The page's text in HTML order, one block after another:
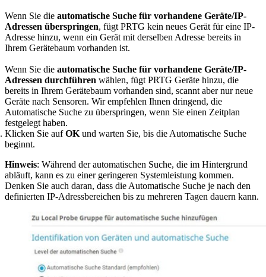
Wenn Sie die automatische Suche für vorhandene Geräte/IP-
Adressen überspringen, fügt PRTG kein neues Gerät für eine IP-
Adresse hinzu, wenn ein Gerät mit derselben Adresse bereits in
Ihrem Gerätebaum vorhanden ist.
Wenn Sie die automatische Suche für vorhandene Geräte/IP-
Adressen durchführen wählen, fügt PRTG Geräte hinzu, die
bereits in Ihrem Gerätebaum vorhanden sind, scannt aber nur neue
Geräte nach Sensoren. Wir empfehlen Ihnen dringend, die
Automatische Suche zu überspringen, wenn Sie einen Zeitplan
festgelegt haben.
Klicken Sie aufOK und warten Sie, bis die Automatische Suche
beginnt.
Hinweis: Während der automatischen Suche, die im Hintergrund
abläuft, kann es zu einer geringeren Systemleistung kommen.
Denken Sie auch daran, dass die Automatische Suche je nach den
definierten IP-Adressbereichen bis zu mehreren Tagen dauern kann.